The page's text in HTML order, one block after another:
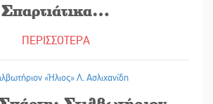
Σπαρτιάτικα…
ΠΕΡΙΣΣΟΤΕΡΑ